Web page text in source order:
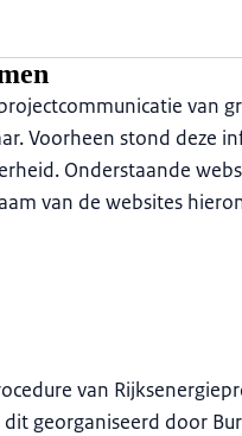
van
Voorheen stond deze
Onderstaande
van de websites
van
georganiseerd door